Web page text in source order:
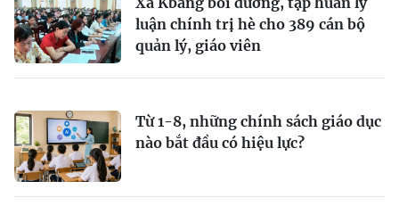
luận chính trị hè cho 389 cán bộ
quản lý, giáo viên
Từ 1-8, những chính sách giáo dục
nào bắt đầu có hiệu lực?